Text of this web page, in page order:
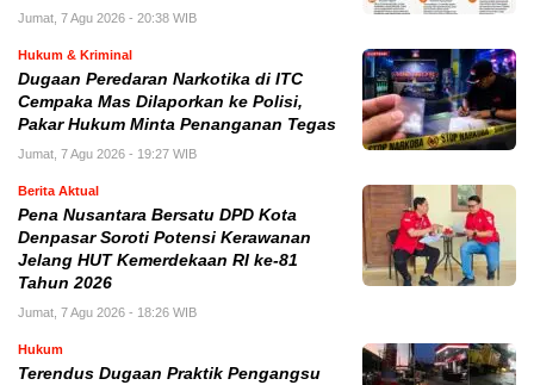
Jumat, 7 Agu 2026 - 20:38 WIB
Hukum & Kriminal
Dugaan Peredaran Narkotika di ITC
Cempaka Mas Dilaporkan ke Polisi,
Pakar Hukum Minta Penanganan Tegas
Jumat, 7 Agu 2026 - 19:27 WIB
Berita Aktual
Pena Nusantara Bersatu DPD Kota
Denpasar Soroti Potensi Kerawanan
Jelang HUT Kemerdekaan RI ke-81
Tahun 2026
Jumat, 7 Agu 2026 - 18:26 WIB
Hukum
Terendus Dugaan Praktik Pengangsu